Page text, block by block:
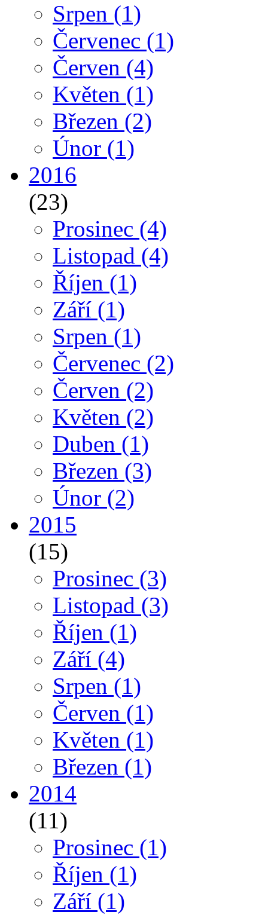
Srpen (1)
Červenec (1)
Červen (4)
Květen (1)
Březen (2)
Únor (1)
2016
(23)
Prosinec (4)
Listopad (4)
Říjen (1)
Září (1)
Srpen (1)
Červenec (2)
Červen (2)
Květen (2)
Duben (1)
Březen (3)
Únor (2)
2015
(15)
Prosinec (3)
Listopad (3)
Říjen (1)
Září (4)
Srpen (1)
Červen (1)
Květen (1)
Březen (1)
2014
(11)
Prosinec (1)
Říjen (1)
Září (1)